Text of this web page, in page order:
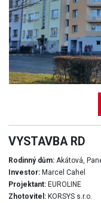
VYSTAVBA RD
Rodinný dům:Akátová,
Investor:Marcel Cahel
Projektant:EUROLINE
Zhotovitel:KORSYS s.r.o.